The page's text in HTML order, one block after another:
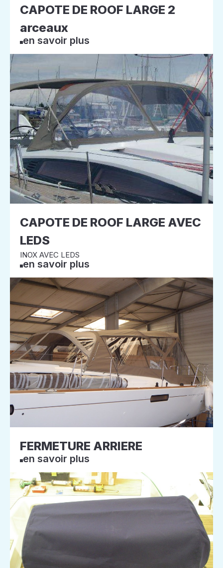
CAPOTE DE ROOF LARGE 2
arceaux
en savoir plus
CAPOTE DE ROOF LARGE AVEC
LEDS
INOX AVEC LEDS
en savoir plus
FERMETURE ARRIERE
en savoir plus